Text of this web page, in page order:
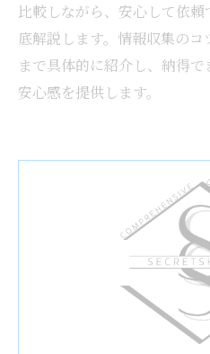
比較しながら、安心して依
底解説します。情報収集の
まで具体的に紹介し、納得
安心感を提供します。